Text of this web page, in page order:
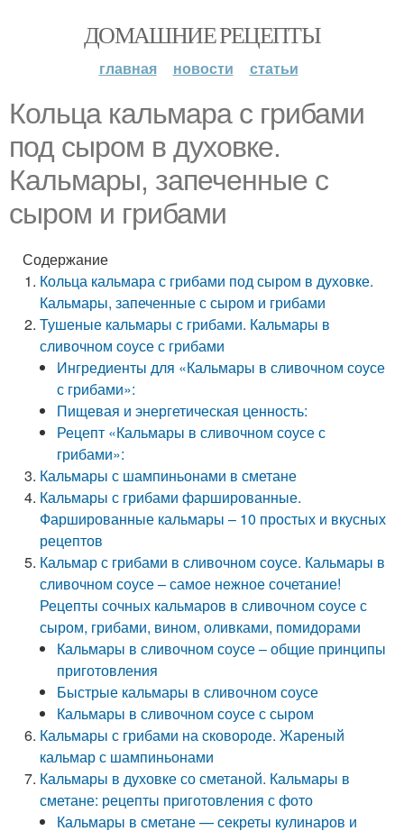
ДОМАШНИЕ РЕЦЕПТЫ
главная новости статьи
Кольца кальмара с грибами
под сыром в духовке.
Кальмары, запеченные с
сыром и грибами
Содержание
Кольца кальмара с грибами под сыром в духовке.
Кальмары, запеченные с сыром и грибами
Тушеные кальмары с грибами. Кальмары в
сливочном соусе с грибами
Ингредиенты для «Кальмары в сливочном соусе
с грибами»:
Пищевая и энергетическая ценность:
Рецепт «Кальмары в сливочном соусе с
грибами»:
Кальмары с шампиньонами в сметане
Кальмары с грибами фаршированные.
Фаршированные кальмары – 10 простых и вкусных
рецептов
Кальмар с грибами в сливочном соусе. Кальмары в
сливочном соусе – самое нежное сочетание!
Рецепты сочных кальмаров в сливочном соусе с
сыром, грибами, вином, оливками, помидорами
Кальмары в сливочном соусе – общие принципы
приготовления
Быстрые кальмары в сливочном соусе
Кальмары в сливочном соусе с сыром
Кальмары с грибами на сковороде. Жареный
кальмар с шампиньонами
Кальмары в духовке со сметаной. Кальмары в
сметане: рецепты приготовления с фото
Кальмары в сметане — секреты кулинаров и